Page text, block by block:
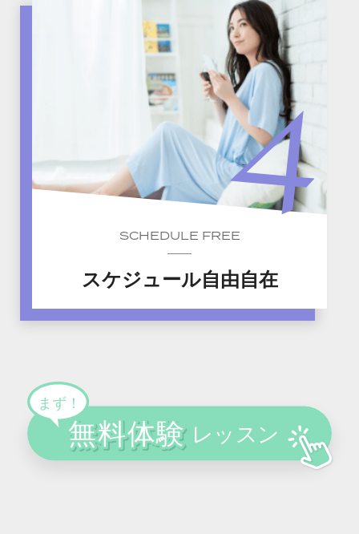
SCHEDULE FREE
スケジュール自由自在